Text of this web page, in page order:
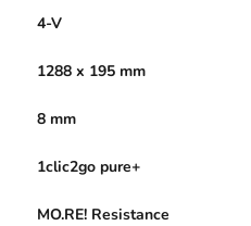
4-V
1288 x 195 mm
8 mm
1clic2go pure+
MO.RE! Resistance